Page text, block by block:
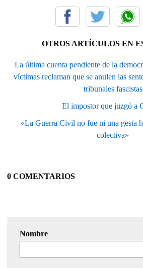
OTROS ARTÍCULOS EN
La última cuenta pendiente de la
víctimas reclaman que se anulen las
tribunales fascistas
El impostor que juzgó a
«La Guerra Civil no fue ni una gesta
colectiva»
0 COMENTARIOS
Nombre